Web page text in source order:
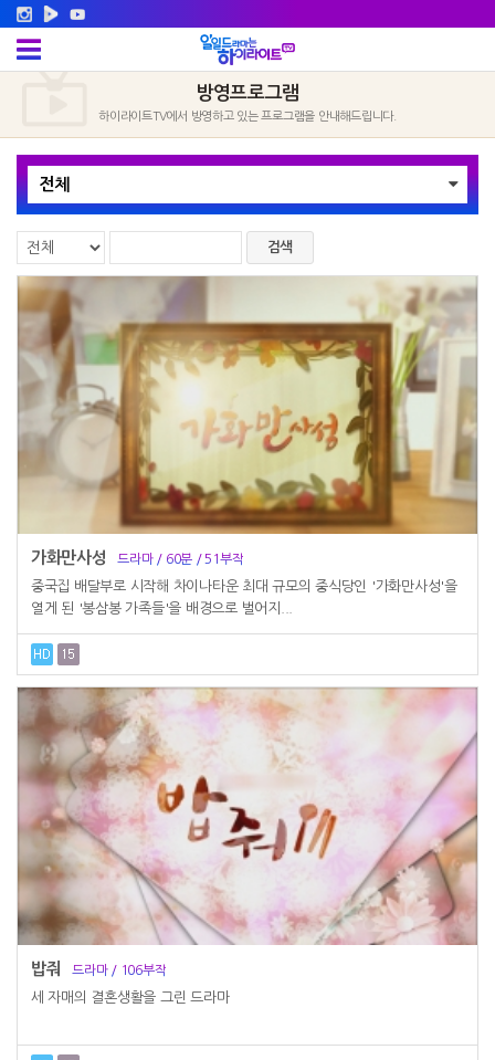
방영프로그램
하이라이트TV에서 방영하고 있는 프로그램을 안내해드립니다.
전체
검색
가화만사성 드라마 / 60분 / 51부작
중국집 배달부로 시작해 차이나타운 최대 규모의 중식당인 '가화만사성'을
열게 된 '봉삼봉 가족들'을 배경으로 벌어지...
밥줘 드라마 / 106부작
세 자매의 결혼생활을 그린 드라마